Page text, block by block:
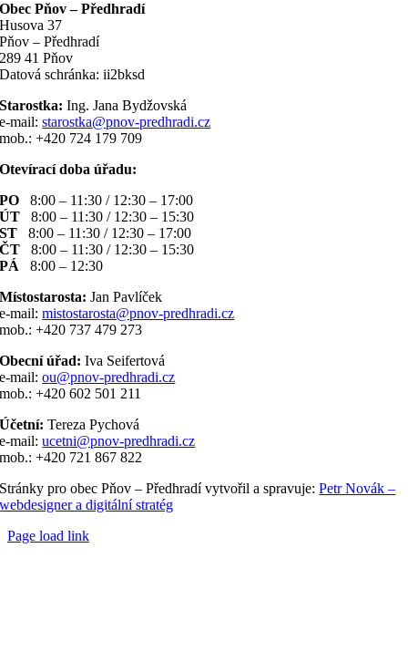
Obec Pňov – Předhradí
Husova 37
Pňov – Předhradí
289 41 Pňov
Datová schránka: ii2bksd
Starostka: Ing. Jana Bydžovská
e-mail:starostka@pnov-predhradi.cz
mob.: +420 724 179 709
Otevírací doba úřadu:
PO
8:00 – 11:30 / 12:30 – 17:00
ÚT
8:00 – 11:30 / 12:30 – 15:30
ST
8:00 – 11:30 / 12:30 – 17:00
ČT
8:00 – 11:30 / 12:30 – 15:30
PÁ
8:00 – 12:30
Místostarosta: Jan Pavlíček
e-mail:mistostarosta@pnov-predhradi.cz
mob.: +420 737 479 273
Obecní úřad: Iva Seifertová
e-mail:ou@pnov-predhradi.cz
mob.: +420 602 501 211
Účetní: Tereza Pychová
e-mail:ucetni@pnov-predhradi.cz
mob.: +420 721 867 822
Stránky pro obec Pňov – Předhradí vytvořil a spravuje:Petr Novák –
webdesigner a digitální stratég
Page load link